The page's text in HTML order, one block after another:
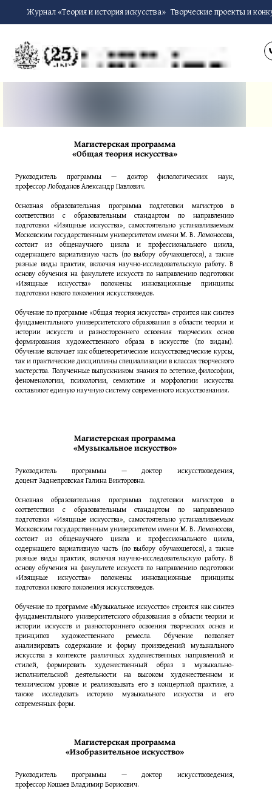
Журнал «Теория и история искусства» Творческие проекты и
Руководитель программы — доктор искусствоведения,
профессор Кошаев Владимир Борисович.
Магистерская программа
«Изобразительное искусство»
Руководитель программы — доктор искусствоведения,
доцент Заднепровская Галина Викторовна.
Основная образовательная программа подготовки магистров в
соответствии с образовательным стандартом по направлению
подготовки «Изящные искусства», самостоятельно устанавливаемым
Московским государственным университетом имени М. В. Ломоносова,
состоит из общенаучного цикла и профессионального цикла,
содержащего вариативную часть (по выбору обучающегося), а также
разные виды практик, включая научно-исследовательскую работу. В
основу обучения на факультете искусств по направлению подготовки
«Изящные искусства» положены инновационные принципы
подготовки нового поколения искусствоведов.
Обучение по программе «Музыкальное искусство» строится как синтез
фундаментального университетского образования в области теории и
истории искусств и разностороннего освоения творческих основ и
принципов художественного ремесла. Обучение позволяет
анализировать содержание и форму произведений музыкального
искусства в контексте различных художественных направлений и
стилей, формировать художественный образ в музыкально-
исполнительской деятельности на высоком художественном и
техническом уровне и реализовывать его в концертной практике, а
также исследовать историю музыкального искусства и его
современных форм.
Магистерская программа
«Музыкальное искусство»
Руководитель программы — доктор филологических наук,
профессор Лободанов Александр Павлович.
Основная образовательная программа подготовки магистров в
соответствии с образовательным стандартом по направлению
подготовки «Изящные искусства», самостоятельно устанавливаемым
Московским государственным университетом имени М. В. Ломоносова,
состоит из общенаучного цикла и профессионального цикла,
содержащего вариативную часть (по выбору обучающегося), а также
разные виды практик, включая научно-исследовательскую работу. В
основу обучения на факультете искусств по направлению подготовки
«Изящные искусства» положены инновационные принципы
подготовки нового поколения искусствоведов.
Обучение по программе «Общая теория искусства» строится как синтез
фундаментального университетского образования в области теории и
истории искусств и разностороннего освоения творческих основ
формирования художественного образа в искусстве (по видам).
Обучение включает как общетеоретические искусствоведческие курсы,
так и практические дисциплины специализации в классах творческого
мастерства. Полученные выпускником знания по эстетике, философии,
феноменологии, психологии, семиотике и морфологии искусства
составляют единую научную систему современного искусствознания.
Магистерская программа
«Общая теория искусства»